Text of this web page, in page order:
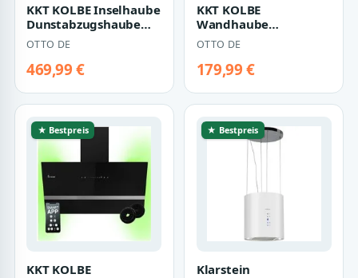
KKT KOLBE Inselhaube
Dunstabzugshaube
90cm FLAT-INSEL-6S
Dunstabzugsha…
OTTO DE
469,99 €
KKT KOLBE
Wandhaube
Dunstabzugshaube
60cm EASY6005SM
RGBW Ambientebele…
OTTO DE
179,99 €
★ Bestpreis
KKT KOLBE
★ Bestpreis
Klarstein